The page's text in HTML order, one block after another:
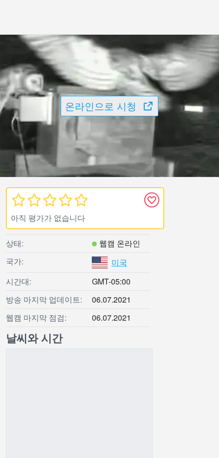
온라인으로 시청
아직 평가가 없습니다
상태:
웹캠 온라인
국가:
미국
시간대:
GMT-05:00
방송 마지막 업데이트:
06.07.2021
웹캠 마지막 점검:
06.07.2021
날씨와 시간